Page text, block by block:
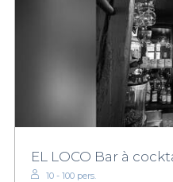
EL LOCO Bar à
10 - 100 pers.